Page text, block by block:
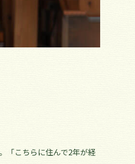
「こちらに住んで2年が経